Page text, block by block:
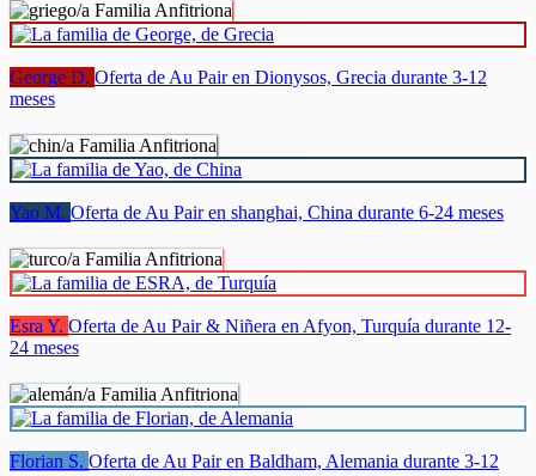
George D. Oferta de Au Pair en Dionysos, Grecia durante 3-12
meses
Yao M. Oferta de Au Pair en shanghai, China durante 6-24 meses
Esra Y. Oferta de Au Pair & Niñera en Afyon, Turquía durante 12-
24 meses
Florian S. Oferta de Au Pair en Baldham, Alemania durante 3-12